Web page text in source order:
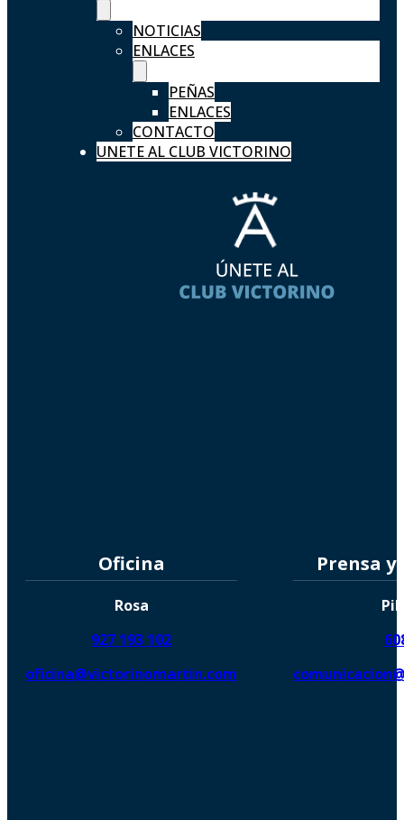
NOTICIAS
ENLACES
PEÑAS
ENLACES
CONTACTO
UNETE AL CLUB VICTORINO
Oficina
Rosa
927 193 102
oficina@victorinomartin.com
Prensa